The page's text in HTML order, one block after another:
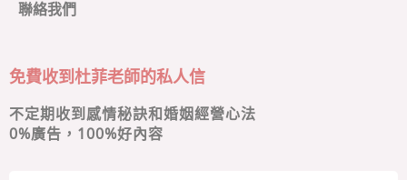
聯絡我們
免費收到杜菲老師的私人信
不定期收到感情秘訣和婚姻經營心法
0%廣告，100%好內容